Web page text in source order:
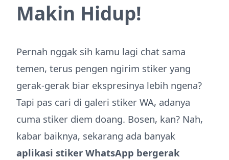
Makin Hidup!
Pernah nggak sih kamu lagi chat sama
temen, terus pengen ngirim stiker yang
gerak-gerak biar ekspresinya lebih ngena?
Tapi pas cari di galeri stiker WA, adanya
cuma stiker diem doang. Bosen, kan? Nah,
kabar baiknya, sekarang ada banyak
aplikasi stiker WhatsApp bergerak